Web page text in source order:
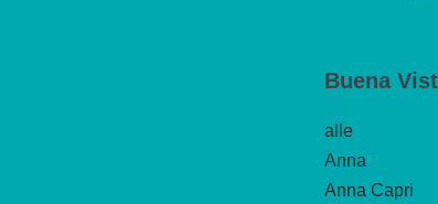
Buena
alle
Anna
Anna Capri